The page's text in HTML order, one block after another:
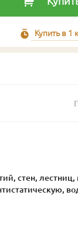
Купить в 1
стен,